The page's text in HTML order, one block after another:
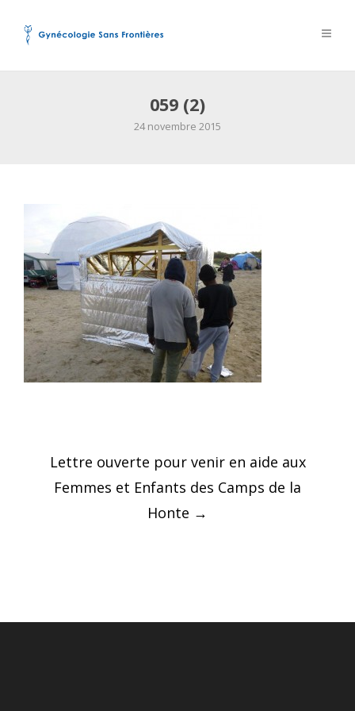
059 (2)
24 novembre 2015
Post
navigation
Lettre ouverte pour venir en aide aux
Femmes et Enfants des Camps de la
Honte →